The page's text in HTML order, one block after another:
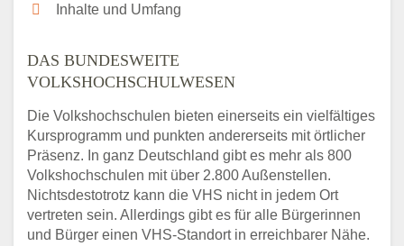
Inhalte und Umfang
DAS BUNDESWEITE
VOLKSHOCHSCHULWESEN
Die Volkshochschulen bieten einerseits ein vielfältiges
Kursprogramm und punkten andererseits mit örtlicher
Präsenz. In ganz Deutschland gibt es mehr als 800
Volkshochschulen mit über 2.800 Außenstellen.
Nichtsdestotrotz kann die VHS nicht in jedem Ort
vertreten sein. Allerdings gibt es für alle Bürgerinnen
und Bürger einen VHS-Standort in erreichbarer Nähe.